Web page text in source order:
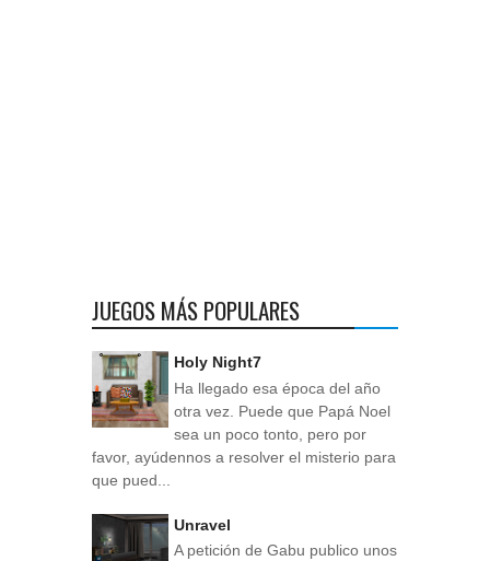
JUEGOS MÁS POPULARES
Holy Night7
Ha llegado esa época del año
otra vez. Puede que Papá Noel
sea un poco tonto, pero por
favor, ayúdennos a resolver el misterio para
que pued...
Unravel
A petición de Gabu publico unos